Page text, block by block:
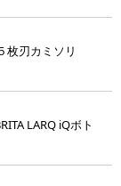
枚刃カミソリ
LARQ iQボト